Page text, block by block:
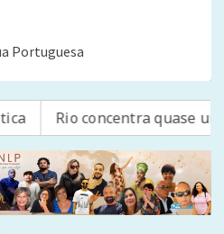
Rio concentra quase